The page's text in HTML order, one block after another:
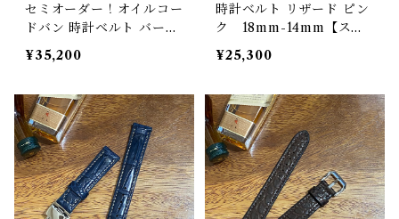
セミオーダー！オイルコー
ドバン 時計ベルト バーガ
ンディ 22mm幅まで指定
可能【クラシック】肉厚フ
計バンド
¥35,200
時計ベルト リザード ピン
ク 18mm-14mm【スタ
ンダード】フルフラット
型 腕時計バンド
¥25,300